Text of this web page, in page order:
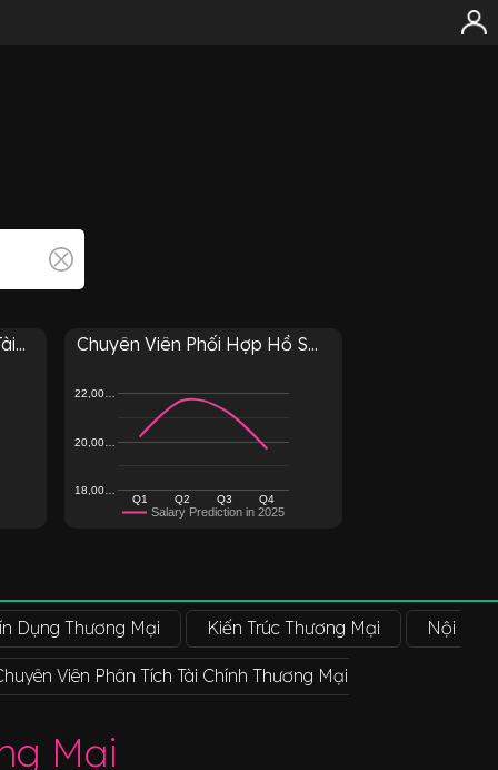
Chuyên Viên Phối Hợp Hồ S...
Salary Prediction in 2025
Q1 Q2 Q3 Q4
18,00…
20,00…
22,00…
Dụng Thương Mại Kiến Trúc Thương Mại Nội
Viên Phân Tích Tài Chính Thương Mại
Mại